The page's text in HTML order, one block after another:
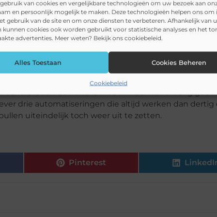
van cookies en vergelijkbare technologieën om uw bezoek aan
en persoonlijk mogelijk te maken. Deze technologieën helpen ons om
gebruik van de site en om onze diensten te verbeteren. Afhankelijk van
kunnen cookies ook worden gebruikt voor statistische analyses en het
advertenties. Meer weten? Bekijk ons cookiebeleid.
Alles Toestaan Cookies Beheren
Cookiebeleid
half uur per week om je weekplanning te maken,
te genereren voor een hobbyproject. Dan blijft het
jou blijven werken
De echte winst zit in automatiseringen die op de
een ventilator die aanspringt als het
iets aan de hand is. Hoe minder handmatig
drie automatiseringen die altijd werken dan dertig
uiteindelijk toch weer uit te zetten.
Pinterest